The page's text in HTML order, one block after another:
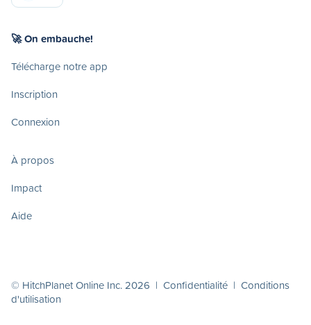
🚀 On embauche!
Télécharge notre app
Inscription
Connexion
À propos
Impact
Aide
© HitchPlanet Online Inc. 2026 | Confidentialité | Conditions
d'utilisation